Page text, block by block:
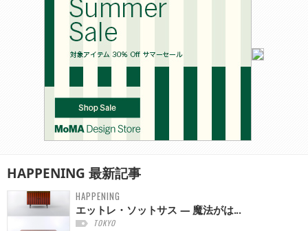
HAPPENING 最新記事
HAPPENING
エットレ・ソットサス — 魔法がは...
TOKYO